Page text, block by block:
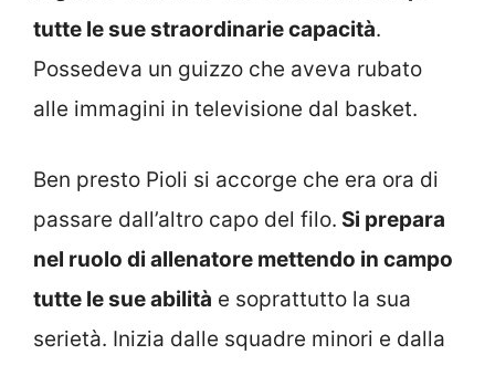
tutte le sue straordinarie capacità.
Possedeva un guizzo che aveva rubato
alle immagini in televisione dal basket.
Ben presto Pioli si accorge che era ora di
passare dall’altro capo del filo. Si prepara
nel ruolo di allenatore mettendo in campo
tutte le sue abilità e soprattutto la sua
serietà. Inizia dalle squadre minori e dalla